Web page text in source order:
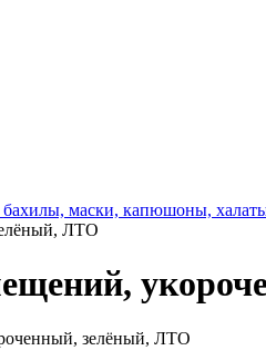
маски, капюшоны,
ЛТО